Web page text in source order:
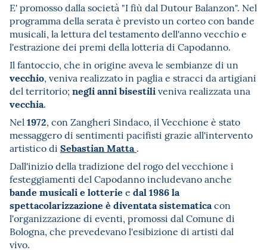
E' promosso dalla società "I fiù dal Dutour Balanzon". Nel
programma della serata è previsto un corteo con bande
musicali, la lettura del testamento dell'anno vecchio e
l'estrazione dei premi della lotteria di Capodanno.
Il fantoccio, che in origine aveva le sembianze di un
vecchio, veniva realizzato in paglia e stracci da artigiani
del territorio; negli anni bisestiliveniva realizzata una
vecchia.
Nel 1972, con Zangheri Sindaco, il Vecchione è stato
messaggero di sentimenti pacifisti grazie all'intervento
artistico di Sebastian Matta .
Dall'inizio della tradizione del rogo del vecchione i
festeggiamenti del Capodanno includevano anche
bande musicali e lotterie e dal 1986 la
spettacolarizzazione è diventata sistematicacon
l'organizzazione di eventi, promossi dal Comune di
Bologna, che prevedevano l'esibizione di artisti dal
vivo.